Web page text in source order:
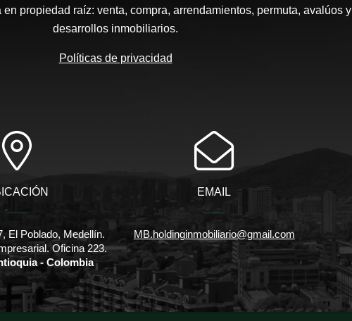
en propiedad raíz: venta, compra, arrendamientos, permuta, avalúos y
desarrollos inmobiliarios.
Políticas de privacidad
El Poblado, Medellín.
Oficina 223.
- Colombia
EMAIL
MB.holdinginmobiliario@gmail.com